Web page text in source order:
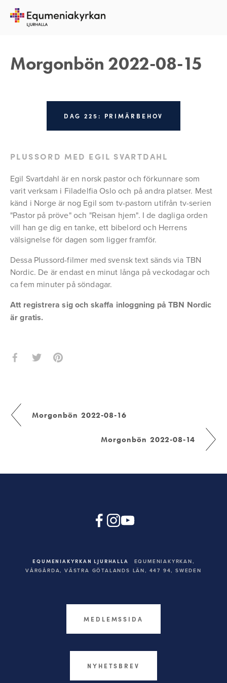
Morgonbön 2022-08-15
DAG 225: PRIMÄRBEHOV
PLUSSORD MED EGIL SVARTDAHL
Egil Svartdahl är en norsk pastor och förkunnare som
varit verksam i Filadelfia Oslo och på andra platser. Mest
känd i Norge är nog Egil som tv-pastorn utifrån tv-serien
"Pastor på pröve" och "Reisan hjem". I de dagliga orden
vill han ge dig en tanke, ett bibelord och Herrens
välsignelse för dagen som ligger framför.
Dessa Plussord-filmer med svensk text sänds via TBN
Nordic. De är endast en minut långa på veckodagar och
ca fem minuter på söndagar.
Att registrera sig och skaffa inloggning på TBN Nordic
är gratis.
15 AUGUSTI 2022
Morgonbön 2022-08-16
Morgonbön 2022-08-14
EQUMENIAKYRKAN LJURHALLA
EQUMENIAKYRKAN,
VÅRGÅRDA, VÄSTRA GÖTALANDS LÄN, 447 94, SWEDEN
MEDLEMSSIDA
NYHETSBREV